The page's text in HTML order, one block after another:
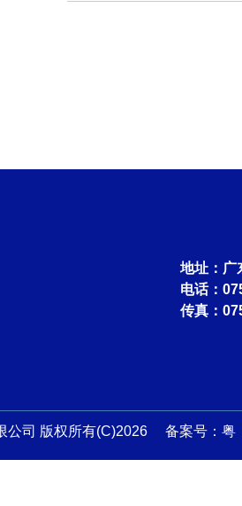
地址：广
电话：
传真：
公司 版权所有(C)2026 备案号： 粤